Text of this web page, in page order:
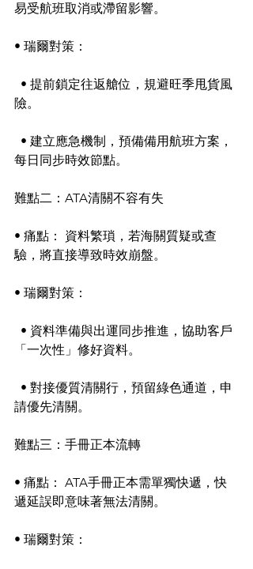
易受航班取消或滯留影響。
• 瑞爾對策：
險。
每日同步時效節點。
難點二：ATA清關不容有失
• 痛點： 資料繁瑣，若海關質疑或查
驗，將直接導致時效崩盤。
• 瑞爾對策：
「一次性」修好資料。
請優先清關。
難點三：手冊正本流轉
• 痛點： ATA手冊正本需單獨快遞，快
遞延誤即意味著無法清關。
• 瑞爾對策：